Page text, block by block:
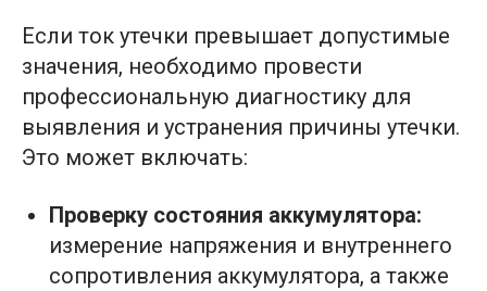
Если ток утечки превышает допустимые
значения, необходимо провести
профессиональную диагностику для
выявления и устранения причины утечки.
Это может включать:
Проверку состояния аккумулятора:
измерение напряжения и внутреннего
сопротивления аккумулятора, а также